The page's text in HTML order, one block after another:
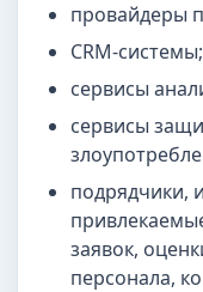
провайдеры
CRM-системы;
сервисы
сервисы
подрядчики,
заявок,
персонала,